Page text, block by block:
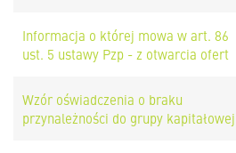
Informacja o której mowa w art. 86
ust. 5 ustawy Pzp - z otwarcia ofert
Wzór oświadczenia o braku
przynależności do grupy kapitałowej